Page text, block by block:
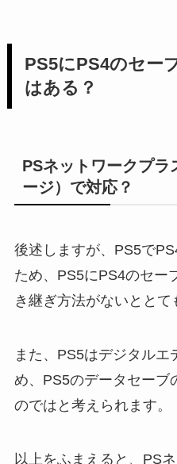
PS5にPS4のセー
はある？
PSネットワークプラ
ージ）で対応？
後述しますが、PS5で
ため、PS5にPS4のセー
き継ぎ方法がないとと
また、PS5はデジタルエ
め、PS5のデータセーブ
のではと考えられます。
以上をふまえると、PS